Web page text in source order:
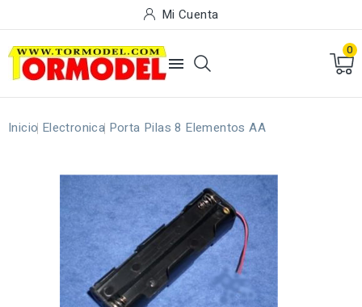
Mi Cuenta

0
Inicio Electronica Porta Pilas 8 Elementos AA